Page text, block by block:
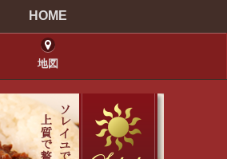
HOME
地図